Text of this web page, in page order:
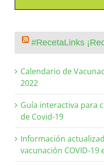
#RecetaLinks
Calendario de
2022
Guía interactiva para
de Covid-19
Información
vacunación COVID-19